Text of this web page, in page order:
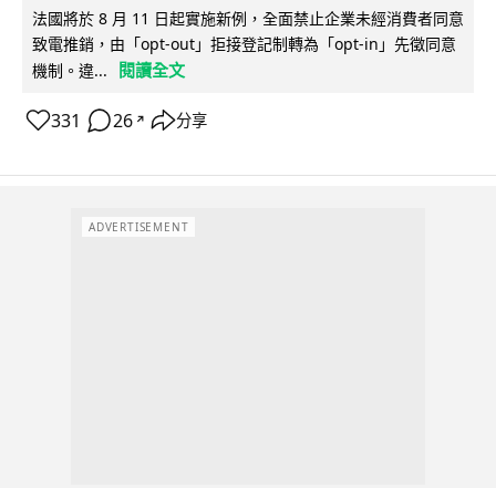
法國將於 8 月 11 日起實施新例，全面禁止企業未經消費者同意
致電推銷，由「opt-out」拒接登記制轉為「opt-in」先徵同意
機制。違...
閱讀全文
331 26 ↗ 分享
ADVERTISEMENT